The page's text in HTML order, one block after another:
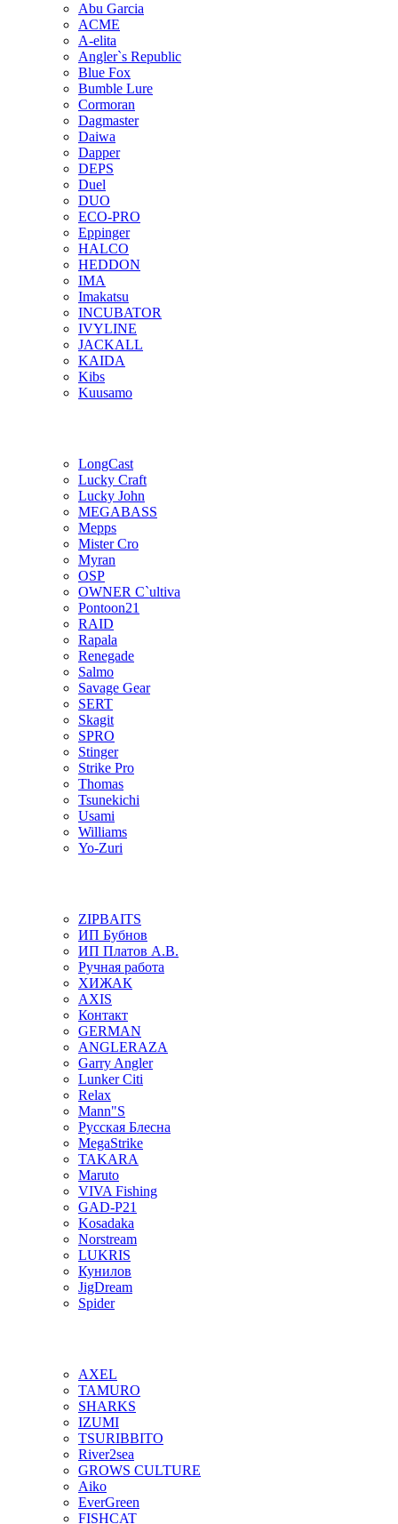
Abu Garcia
ACME
A-elita
Angler`s Republic
Blue Fox
Bumble Lure
Cormoran
Dagmaster
Daiwa
Dapper
DEPS
Duel
DUO
ECO-PRO
Eppinger
HALCO
HEDDON
IMA
Imakatsu
INCUBATOR
IVYLINE
JACKALL
KAIDA
Kibs
Kuusamo
LongCast
Lucky Craft
Lucky John
MEGABASS
Mepps
Mister Cro
Myran
OSP
OWNER C`ultiva
Pontoon21
RAID
Rapala
Renegade
Salmo
Savage Gear
SERT
Skagit
SPRO
Stinger
Strike Pro
Thomas
Tsunekichi
Usami
Williams
Yo-Zuri
ZIPBAITS
ИП Бубнов
ИП Платов А.В.
Ручная работа
ХИЖАК
AXIS
Контакт
GERMAN
ANGLERAZA
Garry Angler
Lunker Citi
Relax
Mann"S
Русская Блесна
MegaStrike
TAKARA
Maruto
VIVA Fishing
GAD-P21
Kosadaka
Norstream
LUKRIS
Кунилов
JigDream
Spider
AXEL
TAMURO
SHARKS
IZUMI
TSURIBBITO
River2sea
GROWS CULTURE
Aiko
EverGreen
FISHCAT